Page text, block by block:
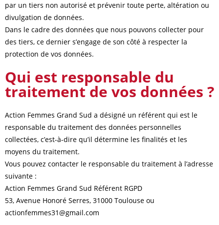
par un tiers non autorisé et prévenir toute perte, altération ou
divulgation de données.
Dans le cadre des données que nous pouvons collecter pour
des tiers, ce dernier s’engage de son côté à respecter la
protection de vos données.
Qui est responsable du
traitement de vos données ?
Action Femmes Grand Sud a désigné un référent qui est le
responsable du traitement des données personnelles
collectées, c’est-à-dire qu’il détermine les finalités et les
moyens du traitement.
Vous pouvez contacter le responsable du traitement à l’adresse
suivante :
Action Femmes Grand Sud Référent RGPD
53, Avenue Honoré Serres, 31000 Toulouse ou
actionfemmes31@gmail.com